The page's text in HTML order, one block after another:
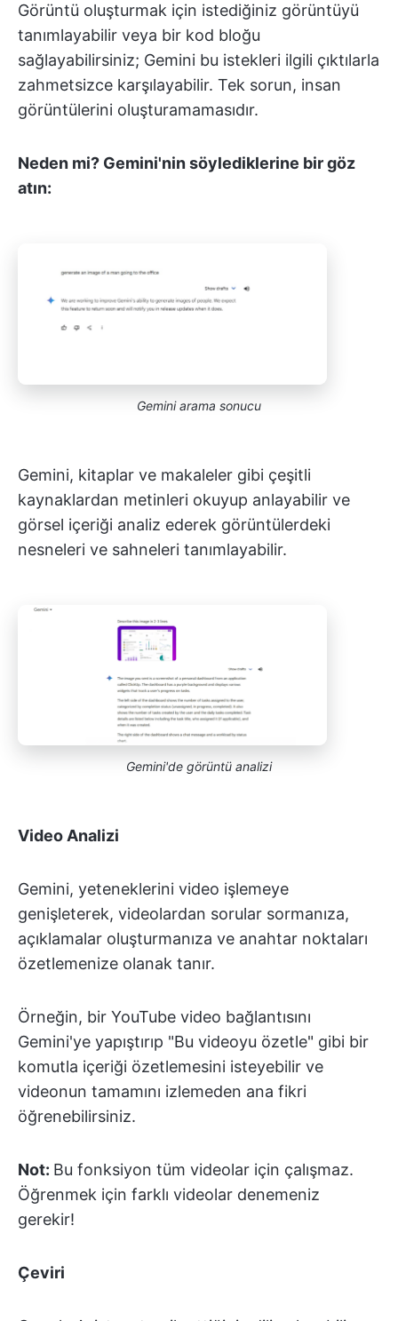
Görüntü oluşturmak için istediğiniz görüntüyü
tanımlayabilir veya bir kod bloğu
sağlayabilirsiniz; Gemini bu istekleri ilgili çıktılarla
zahmetsizce karşılayabilir. Tek sorun, insan
görüntülerini oluşturamamasıdır.
Neden mi? Gemini'nin söylediklerine bir göz
atın:
Gemini arama sonucu
Gemini, kitaplar ve makaleler gibi çeşitli
kaynaklardan metinleri okuyup anlayabilir ve
görsel içeriği analiz ederek görüntülerdeki
nesneleri ve sahneleri tanımlayabilir.
Gemini'de görüntü analizi
Video Analizi
Gemini, yeteneklerini video işlemeye
genişleterek, videolardan sorular sormanıza,
açıklamalar oluşturmanıza ve anahtar noktaları
özetlemenize olanak tanır.
Örneğin, bir YouTube video bağlantısını
Gemini'ye yapıştırıp "Bu videoyu özetle" gibi bir
komutla içeriği özetlemesini isteyebilir ve
videonun tamamını izlemeden ana fikri
öğrenebilirsiniz.
Not: Bu fonksiyon tüm videolar için çalışmaz.
Öğrenmek için farklı videolar denemeniz
gerekir!
Çeviri